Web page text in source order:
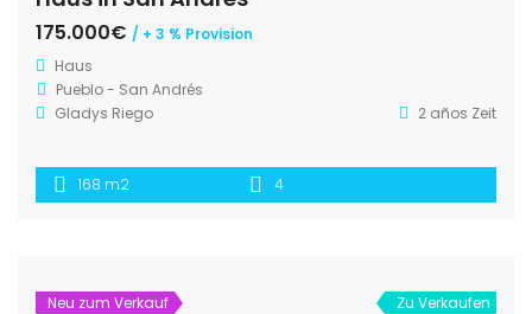
175.000€ / + 3 % Provision
Haus
Pueblo - San Andrés
Gladys Riego
2 años Zeit
168 m2 4
Neu zum Verkauf Zu Verkaufen